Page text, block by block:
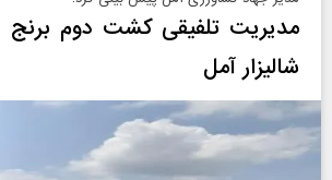
شالیزار آمل